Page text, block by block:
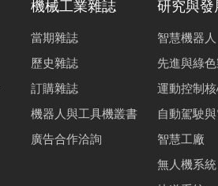
機械工業雜誌
當期雜誌
歷史雜誌
訂購雜誌
機器人與工具機叢書
廣告合作洽詢
研究與發
智慧機器人
先進與綠
運動控制
自動駕駛
智慧工廠
無人機系統